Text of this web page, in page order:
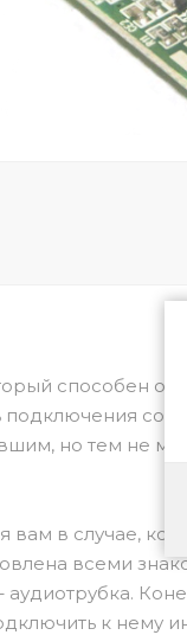
способен
но тем не
вам в случае,
всеми
аудиотрубка.
к нему